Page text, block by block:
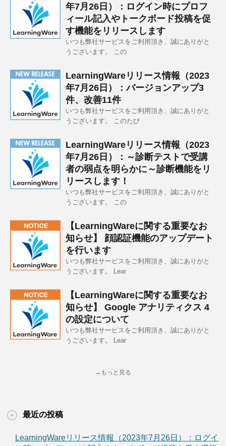
年7月26日）：ログイン時にプロフ
ィール記入やトークボード投稿を促
す機能をリリースします
いつも弊社サービスをご利用頂き、誠にありがと
うございます。 この
LearningWareリリース情報（2023
年7月26日）：バージョンアップ3
件、改善11件
いつも弊社サービスをご利用頂き、誠にありがと
うございます。 このたび
LearningWareリリース情報（2023
年7月26日）：～診断テストで受講
者の弱点を明らかに～診断機能をリ
リースします！
いつも弊社サービスをご利用頂き、誠にありがと
うございます。 この
【LearningWareに関する重要なお
知らせ】 顔認証機能のアップデート
を行います
いつも弊社サービスをご利用頂き、誠にありがと
うございます。 Lear
【LearningWareに関する重要なお
知らせ】 Google アナリティクス 4
の設定について
いつも弊社サービスをご利用頂き、誠にありがと
うございます。 Lear
→もっと見る
最近の投稿
LearningWareリリース情報（2023年7月26日）：ログイ